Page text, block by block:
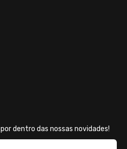
dentro das nossas novidades!